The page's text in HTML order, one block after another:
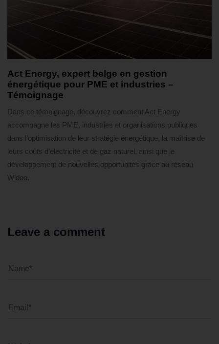
Act Energy, expert belge en gestion
énergétique pour PME et industries –
Témoignage
Dans ce témoignage, découvrez comment Act Energy
accompagne les PME, industries et organisations publiques
dans l’optimisation de leur stratégie énergétique, la maîtrise de
leurs coûts d’électricité et de gaz naturel, ainsi que le
développement de nouvelles opportunités grâce au réseau
Widoo.
Leave a comment